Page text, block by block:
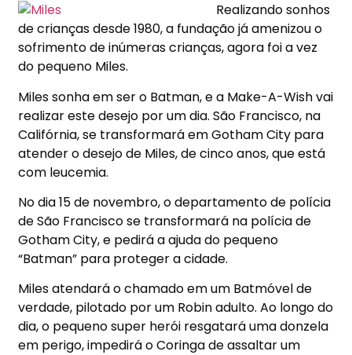
Realizando sonhos
de crianças desde 1980, a fundação já amenizou o
sofrimento de inúmeras crianças, agora foi a vez
do pequeno Miles.
Miles sonha em ser o Batman, e a Make-A-Wish vai
realizar este desejo por um dia. São Francisco, na
Califórnia, se transformará em Gotham City para
atender o desejo de Miles, de cinco anos, que está
com leucemia.
No dia 15 de novembro, o departamento de polícia
de São Francisco se transformará na polícia de
Gotham City, e pedirá a ajuda do pequeno
“Batman” para proteger a cidade.
Miles atendará o chamado em um Batmóvel de
verdade, pilotado por um Robin adulto. Ao longo do
dia, o pequeno super herói resgatará uma donzela
em perigo, impedirá o Coringa de assaltar um